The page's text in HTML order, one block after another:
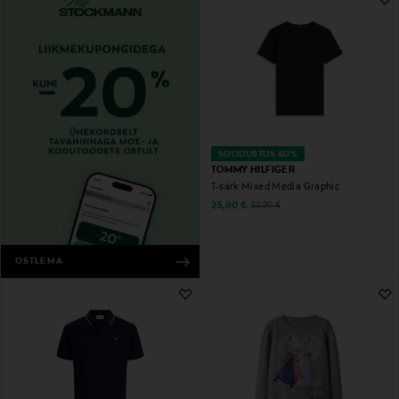
OSTLEMA
SOODUSTUS 40%
TOMMY HILFIGER
T-särk Mixed Media Graphic
Discounted Price
23,90 € Original Price
39,90 €